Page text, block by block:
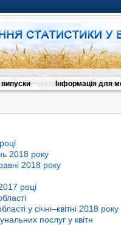
Інформація для
2018 року
2018 року
році
у січні–квітні 2018 року
послуг у квітн